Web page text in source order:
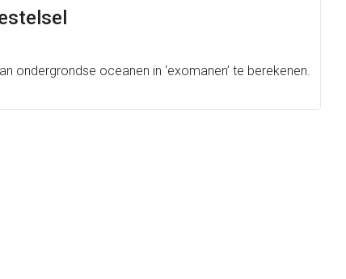
ondergrondse oceanen in ‘exomanen’ te berekenen.